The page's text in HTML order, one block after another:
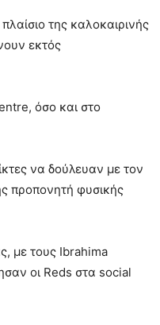
της καλοκαιρινής
εκτός
όσο και στο
να δούλευαν με τον
προπονητή φυσικής
με τους Ibrahima
οι Reds στα social